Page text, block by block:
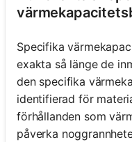
Specifika
exakta så länge de
den specifika
identifierad för
förhållanden som
påverka